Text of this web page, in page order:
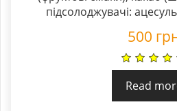
підсолоджувачі:
500
Read